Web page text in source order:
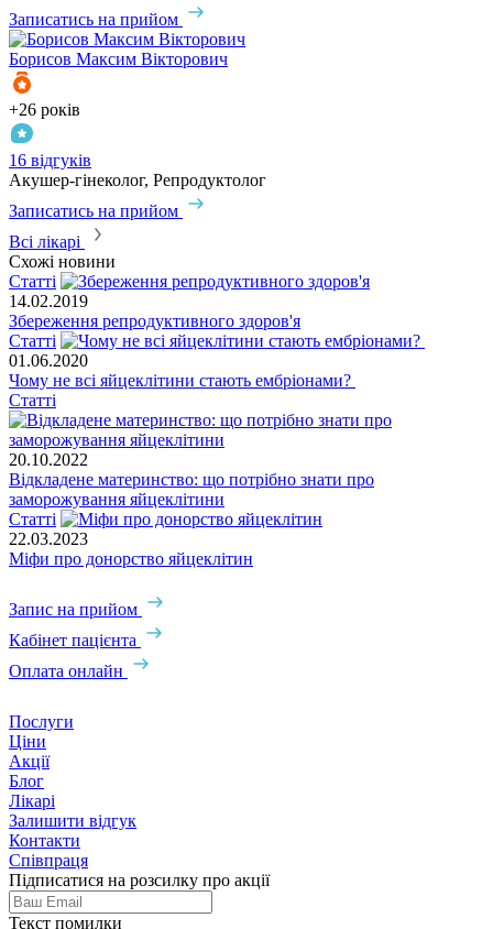
Записатись на прийом
Борисов Максим Вікторович
+26 років
16 відгуків
Акушер-гінеколог, Репродуктолог
Записатись на прийом
Всі лікарі
Схожі новини
Статті
14.02.2019
Збереження репродуктивного здоров'я
Статті
01.06.2020
Чому не всі яйцеклітини стають ембріонами?
Статті
20.10.2022
Відкладене материнство: що потрібно знати про
заморожування яйцеклітини
Статті
22.03.2023
Міфи про донорство яйцеклітин
Запис на прийом
Кабінет пацієнта
Оплата онлайн
Послуги
Ціни
Акції
Блог
Лікарі
Залишити відгук
Контакти
Співпраця
Підписатися на розсилку про акції
Текст помилки